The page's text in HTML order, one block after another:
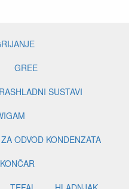
GREE
RASHLADNI SUSTAVI
ODVOD KONDENZATA
KONČAR